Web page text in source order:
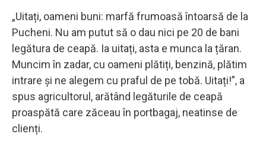
„Uitați, oameni buni: marfă frumoasă întoarsă de la
Pucheni. Nu am putut să o dau nici pe 20 de bani
legătura de ceapă. Ia uitați, asta e munca la țăran.
Muncim în zadar, cu oameni plătiți, benzină, plătim
intrare și ne alegem cu praful de pe tobă. Uitați!”, a
spus agricultorul, arătând legăturile de ceapă
proaspătă care zăceau în portbagaj, neatinse de
clienți.